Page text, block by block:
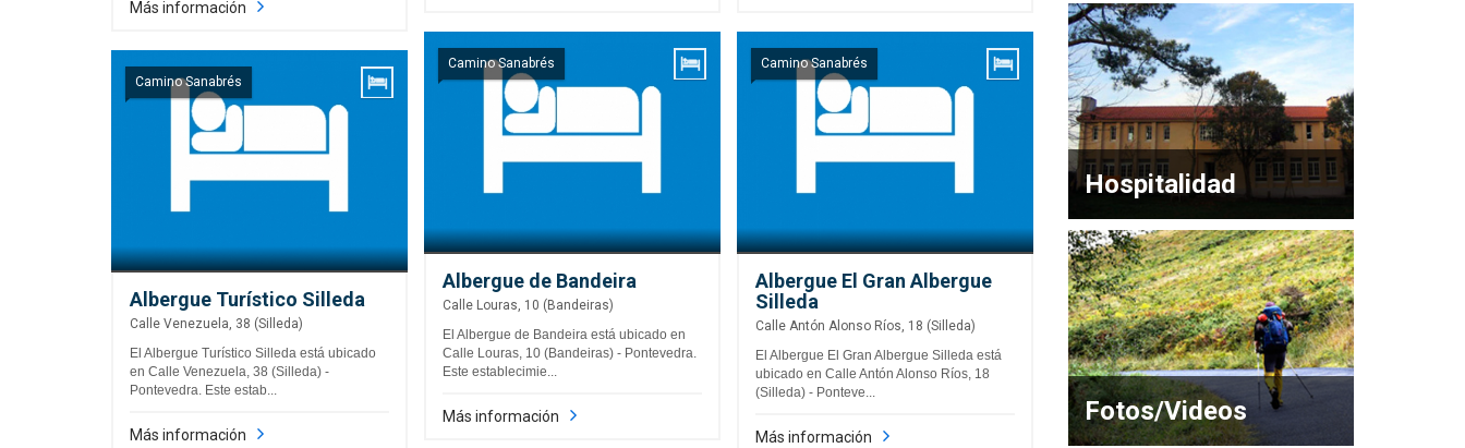
Más información
Camino Sanabrés
Albergue de Bandeira
Calle Louras, 10 (Bandeiras)
El Albergue de Bandeira está ubicado en
Calle Louras, 10 (Bandeiras) - Pontevedra.
Este establecimie...
Más información
Camino Sanabrés
Albergue El Gran Albergue
Silleda
Calle Antón Alonso Ríos, 18 (Silleda)
El Albergue El Gran Albergue Silleda está
ubicado en Calle Antón Alonso Ríos, 18
(Silleda) - Ponteve...
Más información
Camino Sanabrés
Albergue Turístico Silleda
Calle Venezuela, 38 (Silleda)
El Albergue Turístico Silleda está ubicado
en Calle Venezuela, 38 (Silleda) -
Pontevedra. Este estab...
Más información
Hospitalidad
Fotos/Videos